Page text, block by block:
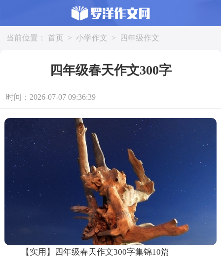
当前位置： 首页 > 小学作文 > 四年级作文
四年级春天作文300字
时间：2026-07-07 09:36:39
【实用】四年级春天作文300字集锦10篇